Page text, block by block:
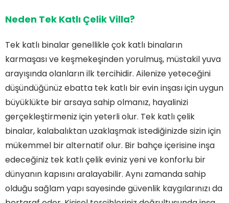
Neden Tek Katlı Çelik Villa?
Tek katlı binalar genellikle çok katlı binaların
karmaşası ve keşmekeşinden yorulmuş, müstakil yuva
arayışında olanların ilk tercihidir. Ailenize yeteceğini
düşündüğünüz ebatta tek katlı bir evin inşası için uygun
büyüklükte bir arsaya sahip olmanız, hayalinizi
gerçekleştirmeniz için yeterli olur. Tek katlı çelik
binalar, kalabalıktan uzaklaşmak istediğinizde sizin için
mükemmel bir alternatif olur. Bir bahçe içerisine inşa
edeceğiniz tek katlı çelik eviniz yeni ve konforlu bir
dünyanın kapısını aralayabilir. Aynı zamanda sahip
olduğu sağlam yapı sayesinde güvenlik kaygılarınızı da